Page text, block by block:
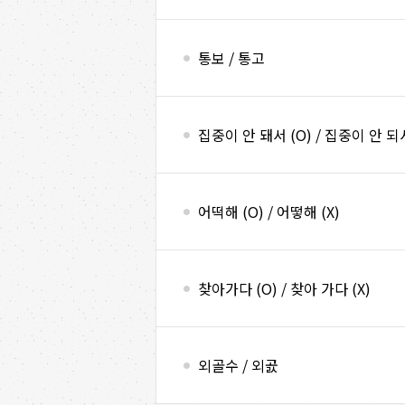
통보 / 통고
집중이 안 돼서 (O) / 집중이 안 되
어떡해 (O) / 어떻해 (X)
찾아가다 (O) / 찾아 가다 (X)
외골수 / 외곬